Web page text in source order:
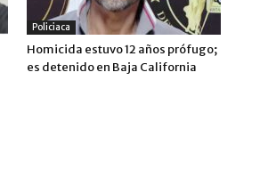
Policiaca
Homicida estuvo 12 años prófugo;
es detenido en Baja California